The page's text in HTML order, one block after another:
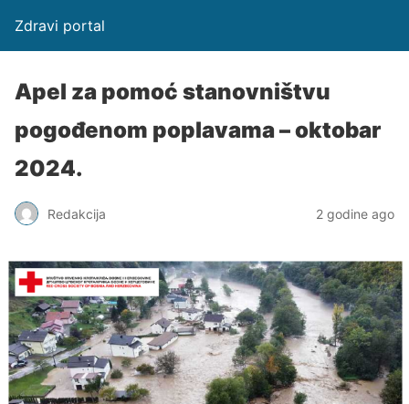
Zdravi portal
Apel za pomoć stanovništvu
pogođenom poplavama – oktobar
2024.
Redakcija 2 godine ago